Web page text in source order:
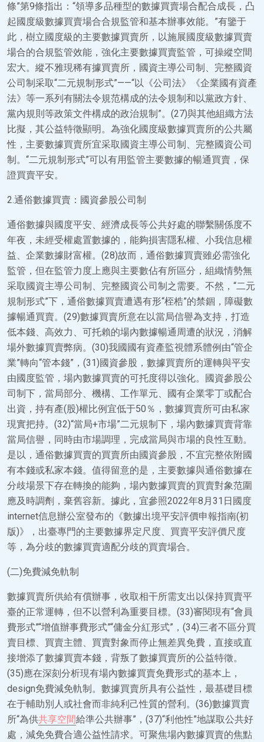
條”第9條指出：“領導多品種型的數據買賣場合配合成長，凸
起國度級數據買賣場合合規監管和基本辦事效能。”有鑒于
此，樹立國度級的主要數據買賣所，以施展國度級數據買賣
場合的合規監管效能，強化主要數據買賣監管，可操縱空間
宏大。縱不雅現稀有據買賣所，國資主導公司制、完整國資
公司制采取“二元規制形式”——“以《公司法》《企業國有資產
法》等一系列有關法令規范構成的法令規制和以黨政方針、
黨內規則等政策文件構成的政治規制”。(27)與其他組織方法
比擬，其公益特徵顯明。為強化國度級數據買賣所的公共屬
性，主要數據買賣所宜采取國資主導公司制、完整國資公司
制。“二元規制形式”可以有用監管主要數據的暢通買賣，保
證買賣平安。
2.通俗數據買賣：國資參股公司制
通俗數據與國度平安、經濟成長等公共好處的聯繫關係度不
年夜，未經受權處置數據的，能夠損害隱私權、小我信息權
益、企業數據財富權。(28)故而，通俗數據買賣雖必需強化
監管，但在監管力度上應與主要數佔有所區分，組織情勢無
采取國資主導公司制、完整國資公司制之需要。不然，“二元
規制形式”下，通俗數據買賣遭遇有形“桎梏”的禁錮，障礙數
據暢通買賣。(29)數據買賣所意在以當局信譽為支持，打造
低本錢、高效力、可托賴的場內數據暢通周遭的狀況，消解
場外數據買賣弊病。(30)我國國有資產監視體系體例由“管企
業”轉向“管本錢”，(31)國資參股，數據買賣所的運轉與平安
由國度監管，場內數據買賣的可托度得以強化。國資參股公
司制下，當局部分、機構、工作單元、國有企業零丁或配合
出資，持有產(股)權比例宜低于50％，數據買賣所可由私家
現實把持。(32)“當局+市場”二元規制下，場內數據買賣背靠
當局信譽，同時由市場調理，完成當局與市場的良性互動。
是以，通俗數據買賣的買賣所由國資參股，不宜完整依附國
有本錢或私家本錢。值得留意的是，主要數據與通俗數據在
分歧場景下存在轉換的能夠，場內數據買賣的買賣對象范圍
應及時調劑，棄舊容新。據此，宜參照2022年8月31日國度
internet信息辦公室發布的《數據出境平安評價申報指南(初
版)》，出臺專門的主要數據界定尺度、買賣平安評價尺度
等，為分歧的數據買賣適配分歧的買賣場合。
(二)免費減免軌制
數據買賣所供給有償辦事，收取相干所需支出以保持買賣平
臺的正常運轉，但不以營利為重要目標。(33)審閱現有“會員
費形式”“增值辦事費形式”“傭金分紅形式”，(34)三者不區分買
賣目標、買賣主體、買賣對象而停止無差異免費，直接或直
接增添了數據買賣本錢，背叛了數據買賣所的公益特徵。
(35)應在深刻分析現有場內數據買賣免費形式的基本上，
design免費減免軌制。數據買賣所具有公益性，最基礎目標
在于輔助別人或社會而非純利己性質的營利。(36)數據買賣
所“為供共享空間給準公共辦事”，(37)“利他性”地謀取公共好
處，減免免費合適公益性請求。可聚焦場內數據買賣的焦點